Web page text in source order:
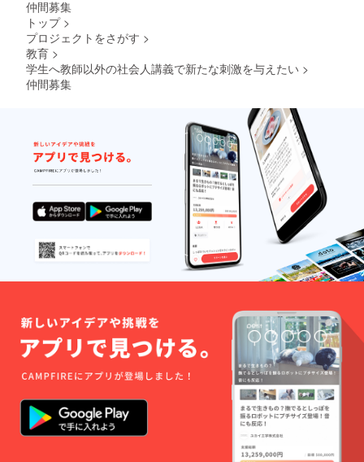
仲間募集
トップ >
プロジェクトをさがす >
教育 >
学生へ教師以外の社会人講義で新たな刺激を与えたい >
仲間募集